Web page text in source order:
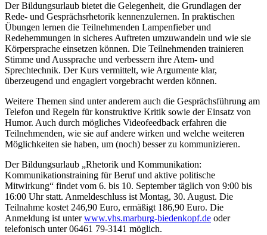
Der Bildungsurlaub bietet die Gelegenheit, die Grundlagen der
Rede- und Gesprächsrhetorik kennenzulernen. In praktischen
Übungen lernen die Teilnehmenden Lampenfieber und
Redehemmungen in sicheres Auftreten umzuwandeln und wie sie
Körpersprache einsetzen können. Die Teilnehmenden trainieren
Stimme und Aussprache und verbessern ihre Atem- und
Sprechtechnik. Der Kurs vermittelt, wie Argumente klar,
überzeugend und engagiert vorgebracht werden können.
Weitere Themen sind unter anderem auch die Gesprächsführung am
Telefon und Regeln für konstruktive Kritik sowie der Einsatz von
Humor. Auch durch mögliches Videofeedback erfahren die
Teilnehmenden, wie sie auf andere wirken und welche weiteren
Möglichkeiten sie haben, um (noch) besser zu kommunizieren.
Der Bildungsurlaub „Rhetorik und Kommunikation:
Kommunikationstraining für Beruf und aktive politische
Mitwirkung“ findet vom 6. bis 10. September täglich von 9:00 bis
16:00 Uhr statt. Anmeldeschluss ist Montag, 30. August. Die
Teilnahme kostet 246,90 Euro, ermäßigt 186,90 Euro. Die
Anmeldung ist unterwww.vhs.marburg-biedenkopf.de oder
telefonisch unter 06461 79-3141 möglich.